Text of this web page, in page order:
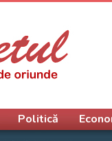
Politică